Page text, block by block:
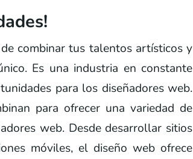
combinar tus talentos artísticos y
Es una industria en constante
para los diseñadores web.
para ofrecer una variedad de
web. Desde desarrollar sitios
móviles, el diseño web ofrece